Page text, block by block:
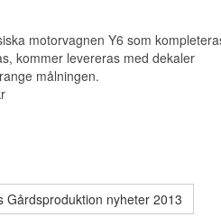
motorvagnen Y6 som
kommer levereras med dekaler
målningen.
Gårdsproduktion nyheter 2013